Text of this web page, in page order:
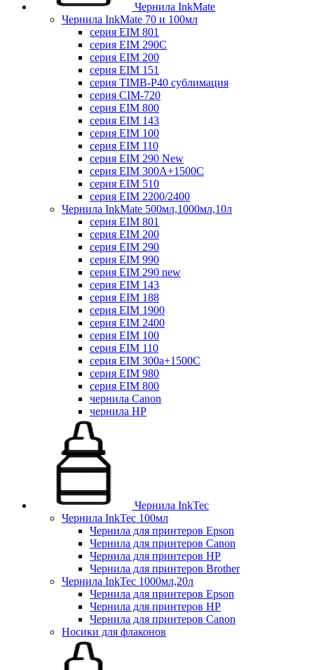
Чернила InkMate
Чернила InkMate 70 и 100мл
серия EIM 801
серия EIM 290C
серия EIM 200
серия EIM 151
серия TIMB-P40 сублимация
серия CIM-720
серия EIM 800
серия EIM 143
серия EIM 100
серия EIM 110
серия EIM 290 New
серия EIM 300А+1500С
серия EIM 510
серия EIM 2200/2400
Чернила InkMate 500мл,1000мл,10л
серия EIM 801
серия EIM 200
серия EIM 290
серия EIM 990
серия EIM 290 new
серия EIM 143
серия EIM 188
серия EIM 1900
серия EIM 2400
серия EIM 100
серия EIM 110
серия EIM 300a+1500C
серия EIM 980
серия EIM 800
чернила Canon
чернила HP
Чернила InkTec
Чернила InkTec 100мл
Чернила для принтеров Epson
Чернила для принтеров Canon
Чернила для принтеров HP
Чернила для принтеров Brother
Чернила InkTec 1000мл,20л
Чернила для принтеров Epson
Чернила для принтеров HP
Чернила для принтеров Canon
Носики для флаконов